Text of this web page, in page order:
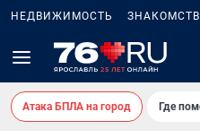
НЕДВИЖИМОСТЬ
Атака БПЛА на город Где